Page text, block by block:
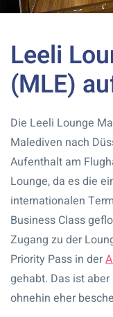
Leeli
(MLE)
Die Leeli Lounge
Malediven nach
Aufenthalt am
Lounge, da es die
internationalen
Business Class
Zugang zu der
Priority Pass in der
gehabt. Das ist
ohnehin eher